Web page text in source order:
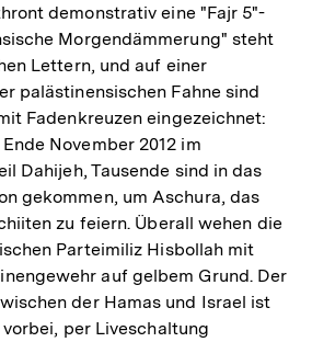
demonstrativ eine "Fajr 5"-
Morgendämmerung" steht
Lettern, und auf einer
palästinensischen Fahne sind
Fadenkreuzen eingezeichnet:
November 2012 im
Dahijeh, Tausende sind in das
gekommen, um Aschura, das
zu feiern. Überall wehen die
Parteimiliz Hisbollah mit
auf gelbem Grund. Der
der Hamas und Israel ist
per Liveschaltung